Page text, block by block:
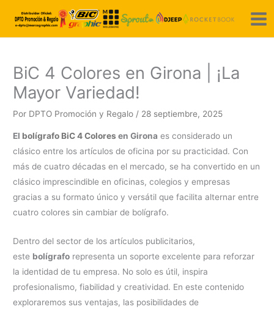
contenido
BiC 4 Colores en Girona | ¡La
Mayor Variedad!
Por DPTO Promoción y Regalo / 28 septiembre, 2025
El bolígrafo BiC 4 Colores en Girona es considerado un
clásico entre los artículos de oficina por su practicidad. Con
más de cuatro décadas en el mercado, se ha convertido en un
clásico imprescindible en oficinas, colegios y empresas
gracias a su formato único y versátil que facilita alternar entre
cuatro colores sin cambiar de bolígrafo.
Dentro del sector de los artículos publicitarios,
este bolígrafo representa un soporte excelente para reforzar
la identidad de tu empresa. No solo es útil, inspira
profesionalismo, fiabilidad y creatividad. En este contenido
exploraremos sus ventajas, las posibilidades de